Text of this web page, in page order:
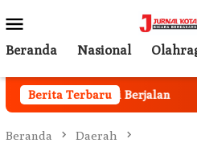
ke
kontenMobile
Beranda Nasional
Berita Terbaru
Anggota Mulai Berjalan
Beranda Daerah